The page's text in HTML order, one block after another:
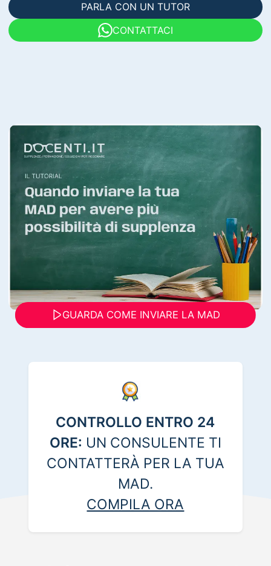
PARLA CON UN TUTOR
CONTATTACI
GUARDA COME INVIARE LA MAD
CONTROLLO ENTRO 24
ORE: UN CONSULENTE TI
CONTATTERÀ PER LA TUA
MAD.
COMPILA ORA